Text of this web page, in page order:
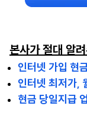
본사가 절대 알
인터넷 가입 현
인터넷 최저가,
현금 당일지급